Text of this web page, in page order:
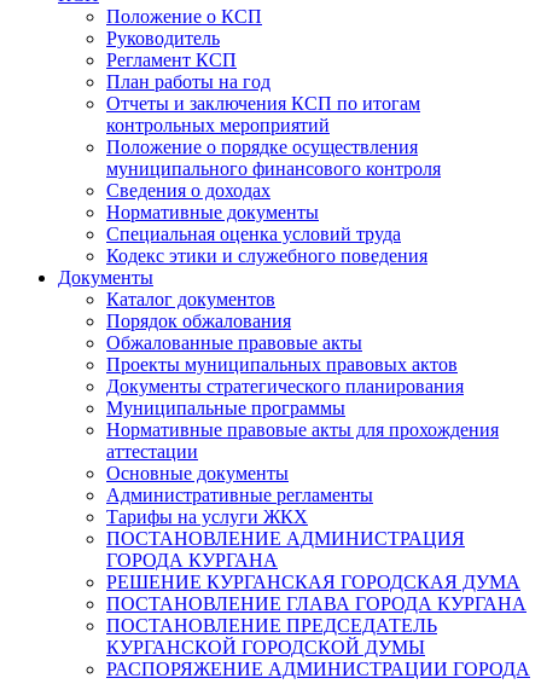
Положение о КСП
Руководитель
Регламент КСП
План работы на год
Отчеты и заключения КСП по итогам
контрольных мероприятий
Положение о порядке осуществления
муниципального финансового контроля
Сведения о доходах
Нормативные документы
Специальная оценка условий труда
Кодекс этики и служебного поведения
Документы
Каталог документов
Порядок обжалования
Обжалованные правовые акты
Проекты муниципальных правовых актов
Документы стратегического планирования
Муниципальные программы
Нормативные правовые акты для прохождения
аттестации
Основные документы
Административные регламенты
Тарифы на услуги ЖКХ
ПОСТАНОВЛЕНИЕ АДМИНИСТРАЦИЯ
ГОРОДА КУРГАНА
РЕШЕНИЕ КУРГАНСКАЯ ГОРОДСКАЯ ДУМА
ПОСТАНОВЛЕНИЕ ГЛАВА ГОРОДА КУРГАНА
ПОСТАНОВЛЕНИЕ ПРЕДСЕДАТЕЛЬ
КУРГАНСКОЙ ГОРОДСКОЙ ДУМЫ
РАСПОРЯЖЕНИЕ АДМИНИСТРАЦИИ ГОРОДА